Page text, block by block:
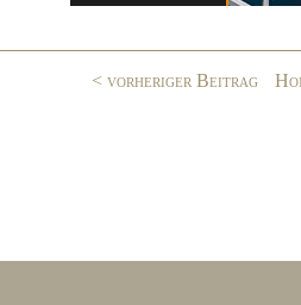
< vorheriger Beitrag